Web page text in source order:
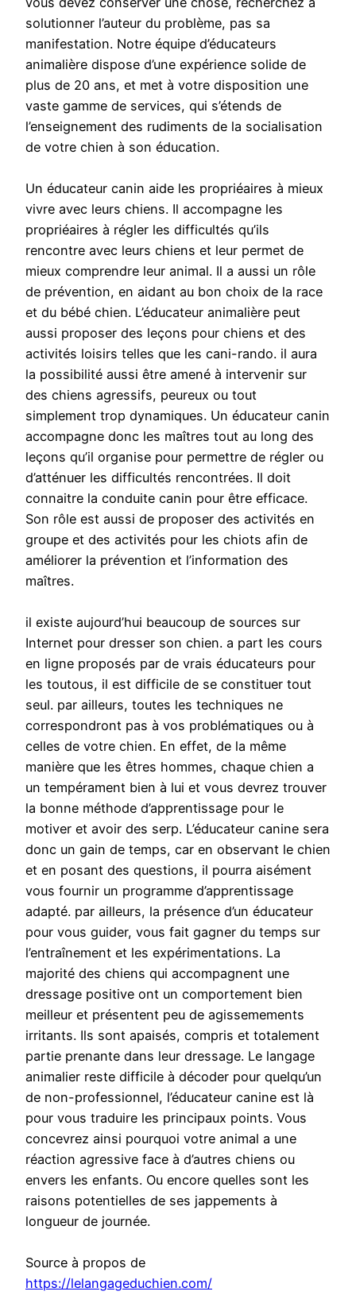
solutionner l’auteur du problème, pas sa
manifestation. Notre équipe d’éducateurs
animalière dispose d’une expérience solide de
plus de 20 ans, et met à votre disposition une
vaste gamme de services, qui s’étends de
l’enseignement des rudiments de la socialisation
de votre chien à son éducation.
Un éducateur canin aide les propriéaires à mieux
vivre avec leurs chiens. Il accompagne les
propriéaires à régler les difficultés qu’ils
rencontre avec leurs chiens et leur permet de
mieux comprendre leur animal. Il a aussi un rôle
de prévention, en aidant au bon choix de la race
et du bébé chien. L’éducateur animalière peut
aussi proposer des leçons pour chiens et des
activités loisirs telles que les cani-rando. il aura
la possibilité aussi être amené à intervenir sur
des chiens agressifs, peureux ou tout
simplement trop dynamiques. Un éducateur canin
accompagne donc les maîtres tout au long des
leçons qu’il organise pour permettre de régler ou
d’atténuer les difficultés rencontrées. Il doit
connaitre la conduite canin pour être efficace.
Son rôle est aussi de proposer des activités en
groupe et des activités pour les chiots afin de
améliorer la prévention et l’information des
maîtres.
il existe aujourd’hui beaucoup de sources sur
Internet pour dresser son chien. a part les cours
en ligne proposés par de vrais éducateurs pour
les toutous, il est difficile de se constituer tout
seul. par ailleurs, toutes les techniques ne
correspondront pas à vos problématiques ou à
celles de votre chien. En effet, de la même
manière que les êtres hommes, chaque chien a
un tempérament bien à lui et vous devrez trouver
la bonne méthode d’apprentissage pour le
motiver et avoir des serp. L’éducateur canine sera
donc un gain de temps, car en observant le chien
et en posant des questions, il pourra aisément
vous fournir un programme d’apprentissage
adapté. par ailleurs, la présence d’un éducateur
pour vous guider, vous fait gagner du temps sur
l’entraînement et les expérimentations. La
majorité des chiens qui accompagnent une
dressage positive ont un comportement bien
meilleur et présentent peu de agissemements
irritants. Ils sont apaisés, compris et totalement
partie prenante dans leur dressage. Le langage
animalier reste difficile à décoder pour quelqu’un
de non-professionnel, l’éducateur canine est là
pour vous traduire les principaux points. Vous
concevrez ainsi pourquoi votre animal a une
réaction agressive face à d’autres chiens ou
envers les enfants. Ou encore quelles sont les
raisons potentielles de ses jappements à
longueur de journée.
Source à propos de
https://lelangageduchien.com/